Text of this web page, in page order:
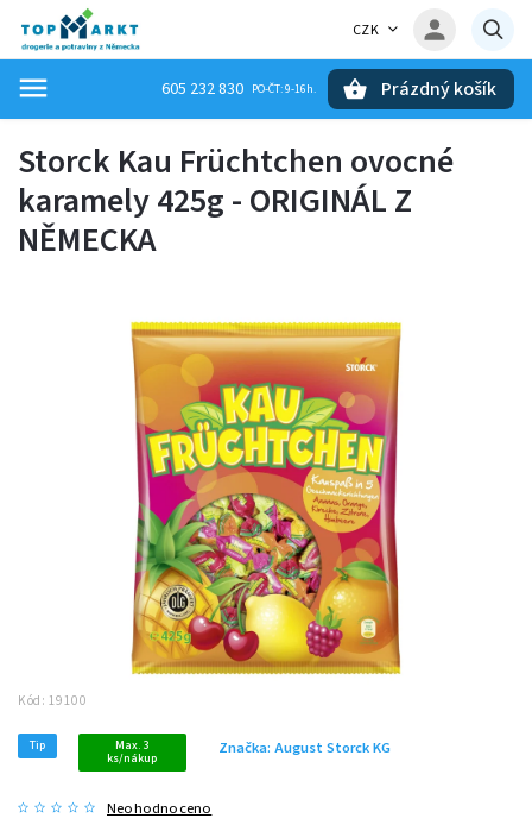
CZK
605 232 830 Prázdný košík
Storck Kau Früchtchen ovocné
karamely 425g - ORIGINÁL Z
NĚMECKA
Kód: 19100
Tip Max. 3
ks/nákup
Neohodnoceno
Značka: August Storck KG